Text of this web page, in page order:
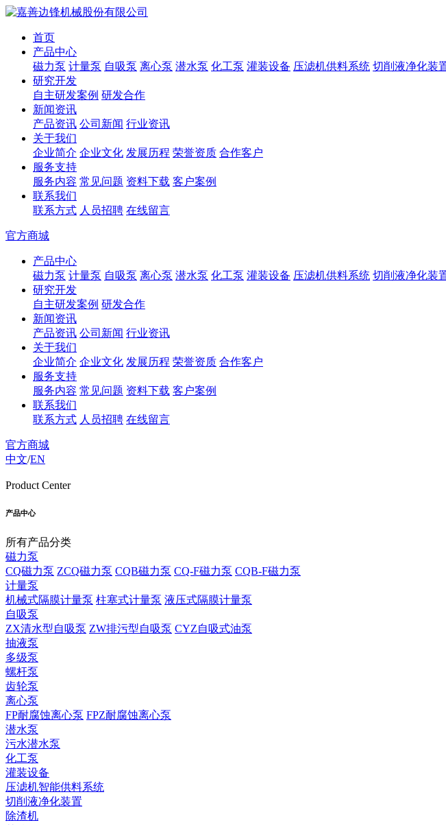
首页
产品中心
磁力泵 计量泵 自吸泵 离心泵 潜水泵 化工泵 灌装设备 压滤机供料系统 切削液净化装
研究开发
自主研发案例 研发合作
新闻资讯
产品资讯 公司新闻 行业资讯
关于我们
企业简介 企业文化 发展历程 荣誉资质 合作客户
服务支持
服务内容 常见问题 资料下载 客户案例
联系我们
联系方式 人员招聘 在线留言
官方商城
产品中心
磁力泵 计量泵 自吸泵 离心泵 潜水泵 化工泵 灌装设备 压滤机供料系统 切削液净化装
研究开发
自主研发案例 研发合作
新闻资讯
产品资讯 公司新闻 行业资讯
关于我们
企业简介 企业文化 发展历程 荣誉资质 合作客户
服务支持
服务内容 常见问题 资料下载 客户案例
联系我们
联系方式 人员招聘 在线留言
官方商城
中文/EN
Product Center
产品中心
所有产品分类
磁力泵
CQ磁力泵 ZCQ磁力泵 CQB磁力泵 CQ-F磁力泵 CQB-F磁力泵
计量泵
机械式隔膜计量泵 柱塞式计量泵 液压式隔膜计量泵
自吸泵
ZX清水型自吸泵 ZW排污型自吸泵 CYZ自吸式油泵
抽液泵
多级泵
螺杆泵
齿轮泵
离心泵
FP耐腐蚀离心泵 FPZ耐腐蚀离心泵
潜水泵
污水潜水泵
化工泵
灌装设备
压滤机智能供料系统
切削液净化装置
除渣机